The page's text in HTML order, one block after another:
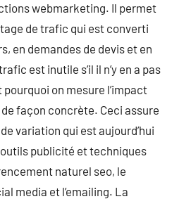
webmarketing. Il permet
de trafic qui est converti
en demandes de devis et en
est inutile s’il il n’y en a pas
pourquoi on mesure l’impact
de façon concrète. Ceci assure
variation qui est aujourd’hui
publicité et techniques
naturel seo, le
media et l’emailing. La